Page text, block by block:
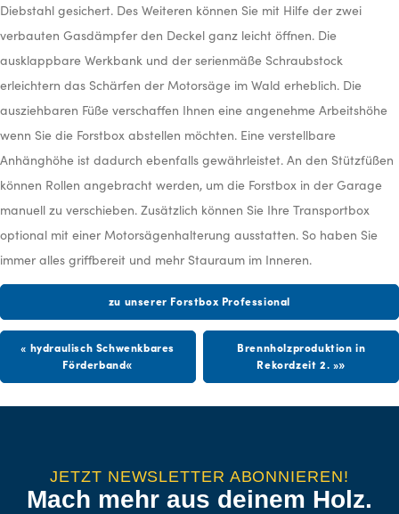
Diebstahl gesichert. Des Weiteren können Sie mit Hilfe der zwei
verbauten Gasdämpfer den Deckel ganz leicht öffnen. Die
ausklappbare Werkbank und der serienmäße Schraubstock
erleichtern das Schärfen der Motorsäge im Wald erheblich. Die
ausziehbaren Füße verschaffen Ihnen eine angenehme Arbeitshöhe
wenn Sie die Forstbox abstellen möchten. Eine verstellbare
Anhänghöhe ist dadurch ebenfalls gewährleistet. An den Stützfüßen
können Rollen angebracht werden, um die Forstbox in der Garage
manuell zu verschieben. Zusätzlich können Sie Ihre Transportbox
optional mit einer Motorsägenhalterung ausstatten. So haben Sie
immer alles griffbereit und mehr Stauraum im Inneren.
zu unserer Forstbox Professional
« hydraulisch Schwenkbares
Förderband
Brennholzproduktion in
Rekordzeit 2. »
JETZT NEWSLETTER ABONNIEREN!
Mach mehr aus deinem Holz.